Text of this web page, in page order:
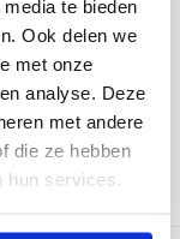
te bieden
Ook delen we
met onze
analyse. Deze
met andere
die ze hebben
hun services.